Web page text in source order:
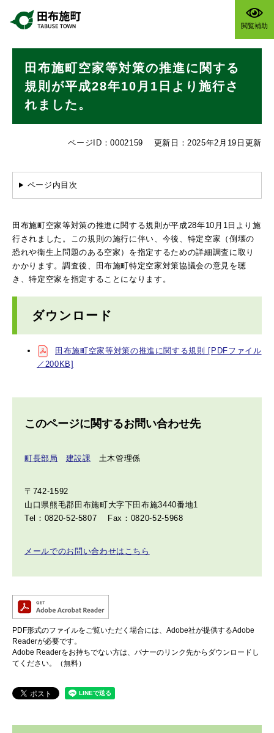
閲覧補助
田布施町空家等対策の推進に関する
規則が平成28年10月1日より施行さ
れました。
ページID：0002159 更新日：2025年2月19日更新
ページ内目次
田布施町空家等対策の推進に関する規則が平成28年10月1日より施
行されました。この規則の施行に伴い、今後、特定空家（倒壊の
恐れや衛生上問題のある空家）を指定するための詳細調査に取り
かかります。調査後、田布施町特定空家対策協議会の意見を聴
き、特定空家を指定することになります。
ダウンロード
田布施町空家等対策の推進に関する規則 [PDFファイル
／200KB]
このページに関するお問い合わせ先
町長部局 建設課 土木管理係
〒742-1592
山口県熊毛郡田布施町大字下田布施3440番地1
Tel：0820-52-5807
Fax：0820-52-5968
メールでのお問い合わせはこちら
PDF形式のファイルをご覧いただく場合には、Adobe社が提供するAdobe
Readerが必要です。
Adobe Readerをお持ちでない方は、バナーのリンク先からダウンロードし
てください。（無料）